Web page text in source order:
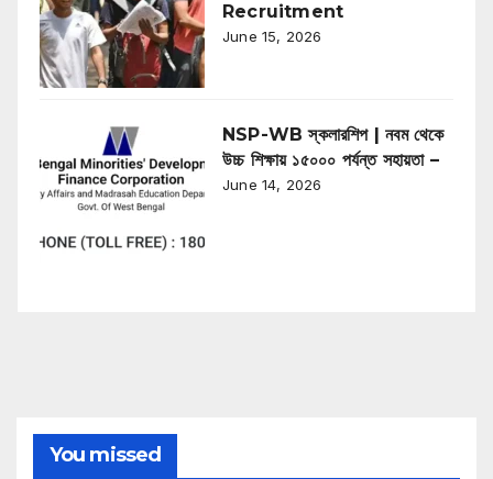
Recruitment
June 15, 2026
NSP-WB স্কলারশিপ | নবম থেকে
উচ্চ শিক্ষায় ১৫০০০ পর্যন্ত সহায়তা –
June 14, 2026
You missed